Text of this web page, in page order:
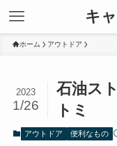
キ
ホーム アウトドア
石油ス
トミ
2023
1/26
アウトドア 便利なもの